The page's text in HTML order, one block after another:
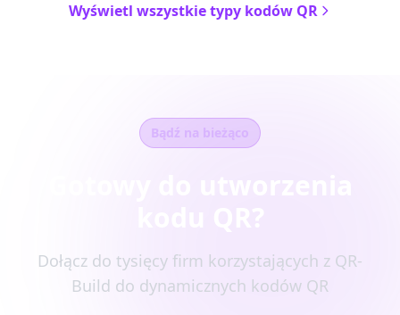
Wyświetl wszystkie typy kodów QR
Bądź na bieżąco
Dołącz do tysięcy firm korzystających z QR-
Build do dynamicznych kodów QR